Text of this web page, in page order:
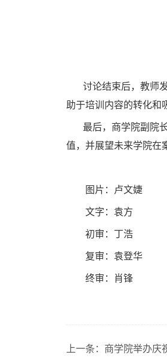
讨论结束后，教师
助于培训内容的转化和
最后，商学院副院
值，并展望未来学院在
图片：卢文婕
文字：袁方
初审：丁浩
复审：袁登华
终审：肖锋
上一条： 商学院举办庆